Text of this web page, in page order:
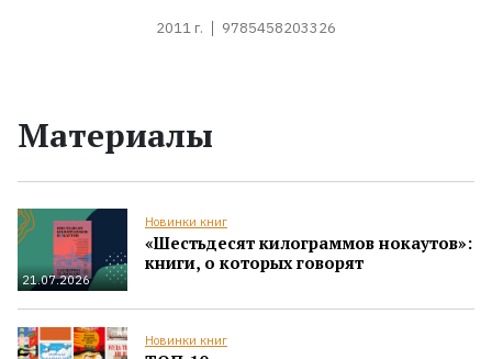
2011 г. 9785458203326
Материалы
21.07.2026
Новинки книг
«Шестьдесят килограммов нокаутов»:
книги, о которых говорят
Новинки книг